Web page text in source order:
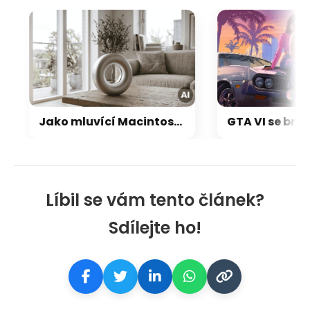
Líbil se vám tento článek?
Sdílejte ho!
Jako mluvící Macintosh: OpenAI a Jony Ive chystají přelomový repráček, který bude reagovat i pohybem